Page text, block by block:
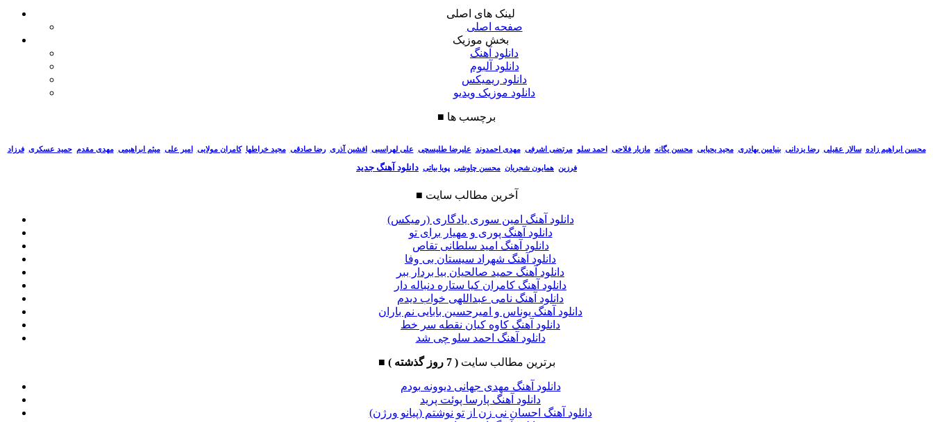
لینک های اصلی
صفحه اصلی
بخش موزیک
دانلود آهنگ
دانلود آلبوم
دانلود ریمیکس
دانلود موزیک ویدیو
■ برچسب ها
محسن ابراهیم زاده سالار عقیلی رضا یزدانی بنیامین بهادری مجید یحیایی محسن یگانه مازیار فلاحی احمد سلو مرتضی اشرفی مهدی احمدوند علیرضا طلیسچی علی لهراسبی افشین آذری رضا صادقی مجید خراطها کامران مولایی امیر علی میثم ابراهیمی مهدی مقدم حمید عسکری فرزاد
فرزین همایون شجریان محسن چاوشی پویا بیاتی دانلود آهنگ جدید
■ آخرین مطالب سایت
دانلود آهنگ امین سوری یادگاری (رمیکس)
دانلود آهنگ پوری و مهیار برای تو
دانلود آهنگ امید سلطانی تقاص
دانلود آهنگ شهراد سیستان بی وفا
دانلود آهنگ حمید صالحیان بیا بردار ببر
دانلود آهنگ کامران کیا ستاره دنباله دار
دانلود آهنگ نامی عبداللهی خواب دیدم
دانلود آهنگ یوناس و امیرحسین بابایی نم باران
دانلود آهنگ کاوه کیان نقطه سر خط
دانلود آهنگ احمد سلو چی شد
■ برترین مطالب سایت( 7 روز گذشته )
دانلود آهنگ مهدی جهانی دیوونه بودم
دانلود آهنگ پارسا پوئت پرید
دانلود آهنگ احسان نی زن از تو نوشتم (پیانو ورژن)